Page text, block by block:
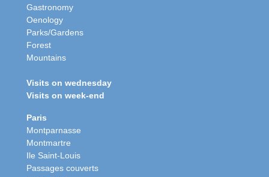
Gastronomy
Oenology
Parks/Gardens
Forest
Mountains
Visits on wednesday
Visits on week-end
Paris
Montparnasse
Montmartre
Ile Saint-Louis
Passages couverts